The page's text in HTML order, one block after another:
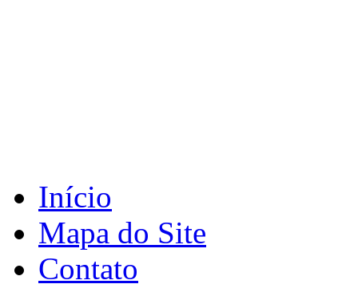
Início
Mapa do Site
Contato